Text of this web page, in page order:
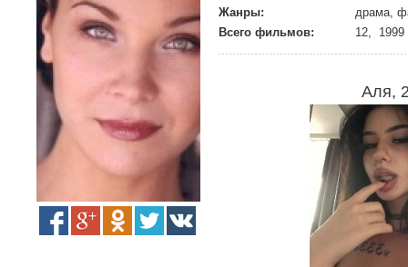
Жанры:
драма,
Всего фильмов:
12, 1999
Аля,